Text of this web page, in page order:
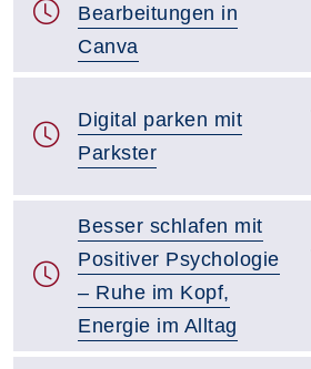
Bearbeitungen in
Canva
Digital parken mit
Parkster
Besser schlafen mit
Positiver Psychologie
– Ruhe im Kopf,
Energie im Alltag